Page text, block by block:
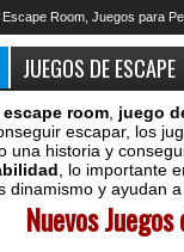
Room, Juegos para
JUEGOS DE ESCAPE
room juego
escapar, los
una historia y
, lo importante
dinamismo y ayudan
Nuevos